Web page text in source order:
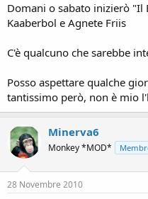
Domani o sabato inizierò "Il
Kaaberbol e Agnete Friis
C'è qualcuno che sarebbe
Posso aspettare qualche
tantissimo però, non è mio
Minerva6
Monkey *MOD*
28 Novembre 2010